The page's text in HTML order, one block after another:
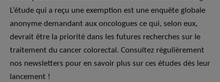
L’étude qui a reçu une exemption est une enquête globale
anonyme demandant aux oncologues ce qui, selon eux,
devrait être la priorité dans les futures recherches sur le
traitement du cancer colorectal. Consultez régulièrement
nos newsletters pour en savoir plus sur ces études dès leur
lancement !